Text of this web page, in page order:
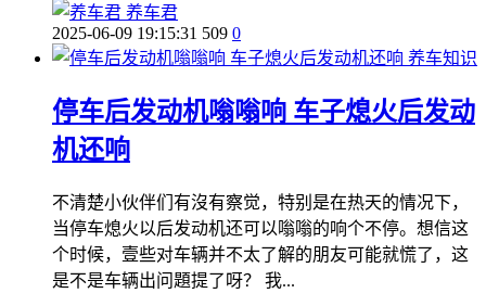
养车君
2025-06-09 19:15:31 509 0
养车知识
停车后发动机嗡嗡响 车子熄火后发动
机还响
不清楚小伙伴们有沒有察觉，特别是在热天的情况下，
当停车熄火以后发动机还可以嗡嗡的响个不停。想信这
个时候，壹些对车辆并不太了解的朋友可能就慌了，这
是不是车辆出问題提了呀？ 我...